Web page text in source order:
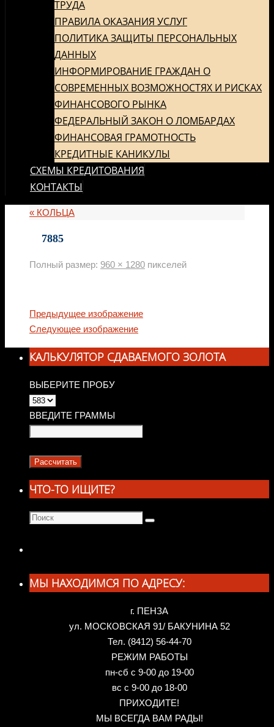
ТРУДА
ПРАВИЛА ОКАЗАНИЯ УСЛУГ
ПОЛИТИКА ЗАЩИТЫ ПЕРСОНАЛЬНЫХ
ДАННЫХ
ИНФОРМИРОВАНИЕ ГРАЖДАН О
СОВРЕМЕННЫХ ВОЗМОЖНОСТЯХ И РИСКАХ
ФИНАНСОВОГО РЫНКА
ФЕДЕРАЛЬНЫЙ ЗАКОН О ЛОМБАРДАХ
ФИНАНСОВАЯ ГРАМОТНОСТЬ
КРЕДИТНЫЕ КАНИКУЛЫ
СХЕМЫ КРЕДИТОВАНИЯ
КОНТАКТЫ
« КОЛЬЦА
7885
Полный размер: 960 × 1280 пикселей
Предыдущее изображение
Следующее изображение
КАЛЬКУЛЯТОР СДАВАЕМОГО ЗОЛОТА
ВЫБЕРИТЕ ПРОБУ
ВВЕДИТЕ ГРАММЫ
ЧТО-ТО ИЩИТЕ?
Что
Поиск
МЫ НАХОДИМСЯ ПО АДРЕСУ:
г. ПЕНЗА
ул. МОСКОВСКАЯ 91/ БАКУНИНА 52
Тел. (8412) 56-44-70
РЕЖИМ РАБОТЫ
пн-сб с 9-00 до 19-00
вс с 9-00 до 18-00
ПРИХОДИТЕ!
МЫ ВСЕГДА ВАМ РАДЫ!